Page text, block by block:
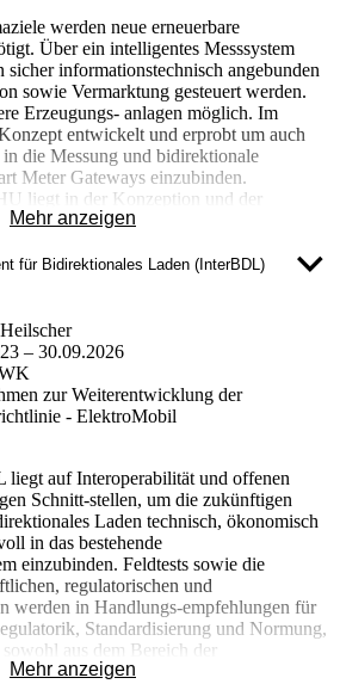
werden neue erneuerbare
Über ein intelligentes Messsystem
informationstechnisch angebunden
sowie Vermarktung gesteuert werden.
Erzeugungs- anlagen möglich. Im
entwickelt und erprobt um auch
die Messung und bidirektionale
Meter Gateways einzubinden.
liegt in der Konzeption und der
im Projekt entwickelten Anwendungen
und Funktionsebene. Im
und Komponenten der Smart-Meter-
THU wird auch aus akademischer
Klärung von Anforderungen und der
leisten. Darüber hinaus
geplanten Neuentwicklungen mit der
Steuerung in Kombination mit dem
entwickelt und erprobt,
der Erzeugungseinheiten auf der Basis
Normen und Standards (z.B. IEC
berücksichtigt. Die THU kann auf
breite Erfahrungen im Bereich der
Infrastruktur, SMGW, CLS-Steuerbox,
in Verteilnetzleittechnik
Mehr anzeigen
für Bidirektionales Laden (InterBDL)
– 30.09.2026
zur Weiterentwicklung der
- ElektroMobil
auf Interoperabilität und offenen
Schnitt-stellen, um die zukünftigen
Laden technisch, ökonomisch
in das bestehende
einzubinden. Feldtests sowie die
regulatorischen und
werden in Handlungs-empfehlungen für
Standardisierung und Normung,
aus dem Bereich der
der Energiewirtschaft überführt.
Mehr anzeigen